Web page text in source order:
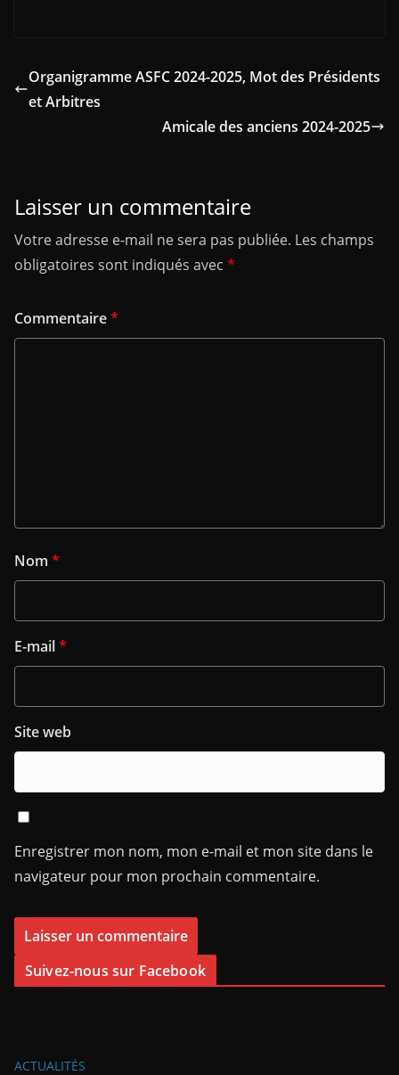
Organigramme ASFC 2024-2025, Mot des Présidents
et Arbitres
Amicale des anciens 2024-2025
Laisser un commentaire
Votre adresse e-mail ne sera pas publiée. Les champs
obligatoires sont indiqués avec *
Commentaire*
Nom *
E-mail*
Site web
Enregistrer mon nom, mon e-mail et mon site dans le
navigateur pour mon prochain commentaire.
Suivez-nous sur Facebook
ACTUALITÉS